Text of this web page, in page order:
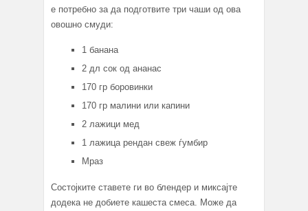
е потребно за да подготвите три чаши од ова
овошно смуди:
1 банана
2 дл сок од ананас
170 гр боровинки
170 гр малини или капини
2 лажици мед
1 лажица рендан свеж ѓумбир
Мраз
Состојките ставете ги во блендер и миксајте
додека не добиете кашеста смеса. Може да